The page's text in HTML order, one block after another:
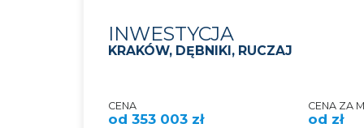
INWESTYCJA
KRAKÓW, DĘBNIKI, RUCZAJ
CENA
od 353 003 zł
CENA ZA
od zł